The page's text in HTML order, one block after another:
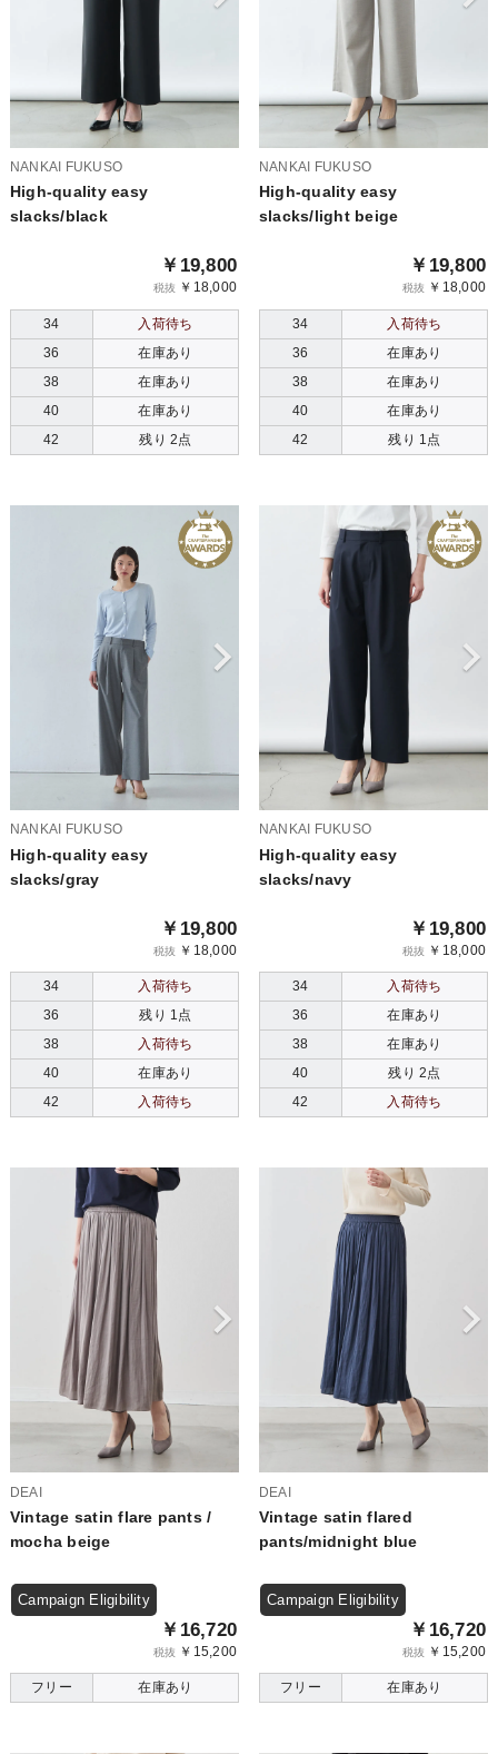
NANKAI FUKUSO
High-quality easy
slacks/black
￥19,800
税抜 ￥18,000
34
入荷待ち
36
在庫あり
38
在庫あり
40
在庫あり
42
残り 2点
NANKAI FUKUSO
High-quality easy
slacks/light beige
￥19,800
税抜 ￥18,000
34
入荷待ち
36
在庫あり
38
在庫あり
40
在庫あり
42
残り 1点
NANKAI FUKUSO
High-quality easy
slacks/gray
￥19,800
税抜 ￥18,000
34
入荷待ち
36
残り 1点
38
入荷待ち
40
在庫あり
42
入荷待ち
NANKAI FUKUSO
High-quality easy
slacks/navy
￥19,800
税抜 ￥18,000
34
入荷待ち
36
在庫あり
38
在庫あり
40
残り 2点
42
入荷待ち
DEAI
Vintage satin flare pants /
mocha beige
Campaign Eligibility
￥16,720
税抜 ￥15,200
フリー 在庫あり
DEAI
Vintage satin flared
pants/midnight blue
Campaign Eligibility
￥16,720
税抜 ￥15,200
フリー 在庫あり